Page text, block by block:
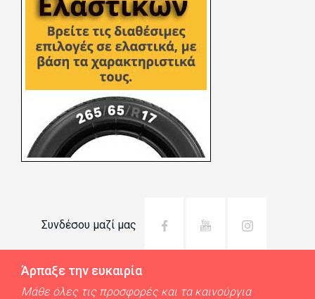
Συνδέσου μαζί μας
Άρπαξε την ευκαιρία
Μάθε όλες τις προσφορές και τα καινούργια